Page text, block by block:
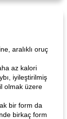
aralıklı oruç
az kalori
iyileştirilmiş
olmak üzere
bir form da
birkaç form